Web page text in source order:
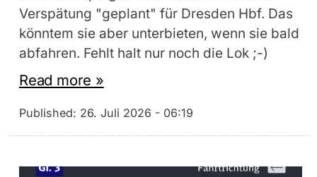
Verspätung "geplant" für Dresden Hbf. Das
könntem sie aber unterbieten, wenn sie bald
abfahren. Fehlt halt nur noch die Lok ;-)
Read more »
Published: 26. Juli 2026 - 06:19